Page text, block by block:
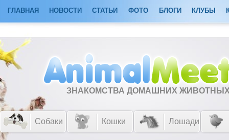
ГЛАВНАЯ НОВОСТИ СТАТЬИ ФОТО БЛОГИ КЛУБЫ
ЗНАКОМСТВА ДОМАШНИХ
Собаки Кошки Лошади